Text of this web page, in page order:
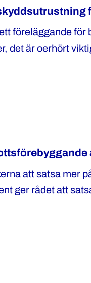
föreläggande
det är oerhört
att satsa mer
ger rådet att